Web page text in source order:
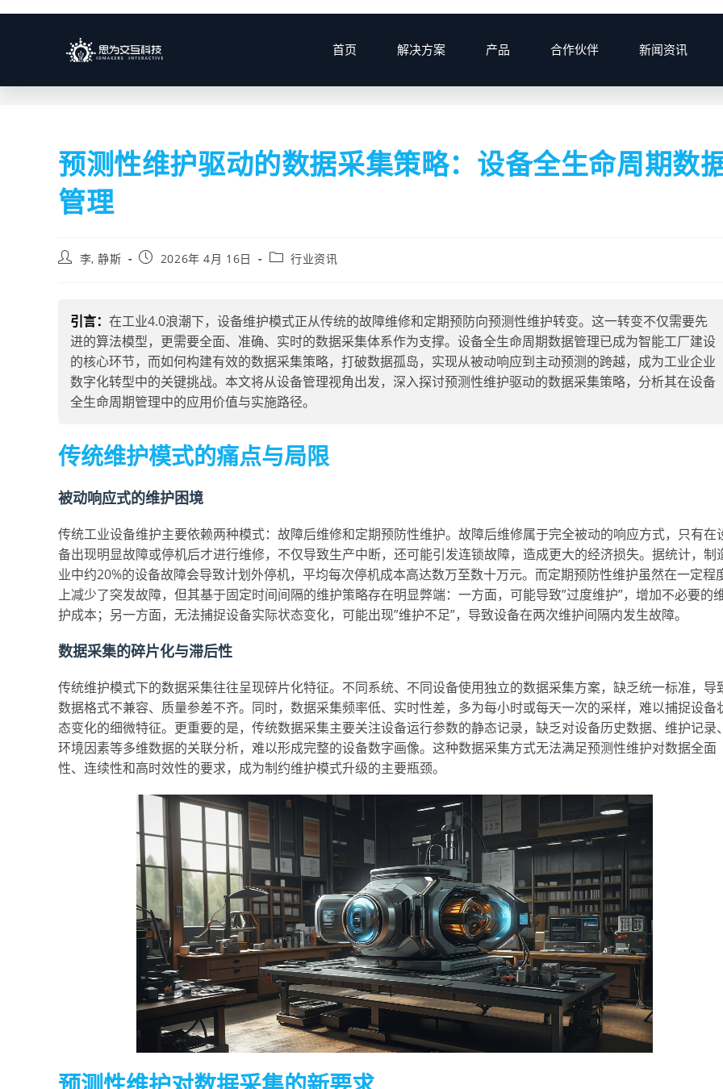
首页 解决方案 产品 合作伙伴 新闻资讯
博客 > 4月 > 16 > 行
预测性维护驱动的数据采集策略：设备全生命周期数
管理
李, 静斯 2026年 4月 16日 行业资讯
引言： 在工业4.0浪潮下，设备维护模式正从传统的故障维修和定期预防向预测性维护转变。这一转变不仅需要先
进的算法模型，更需要全面、准确、实时的数据采集体系作为支撑。设备全生命周期数据管理已成为智能工厂建设
的核心环节，而如何构建有效的数据采集策略，打破数据孤岛，实现从被动响应到主动预测的跨越，成为工业企业
数字化转型中的关键挑战。本文将从设备管理视角出发，深入探讨预测性维护驱动的数据采集策略，分析其在设备
全生命周期管理中的应用价值与实施路径。
传统维护模式的痛点与局限
被动响应式的维护困境
传统工业设备维护主要依赖两种模式：故障后维修和定期预防性维护。故障后维修属于完全被动的响应方式，只有在
备出现明显故障或停机后才进行维修，不仅导致生产中断，还可能引发连锁故障，造成更大的经济损失。据统计，制
业中约20%的设备故障会导致计划外停机，平均每次停机成本高达数万至数十万元。而定期预防性维护虽然在一定程
上减少了突发故障，但其基于固定时间间隔的维护策略存在明显弊端：一方面，可能导致”过度维护”，增加不必要的
护成本；另一方面，无法捕捉设备实际状态变化，可能出现”维护不足”，导致设备在两次维护间隔内发生故障。
数据采集的碎片化与滞后性
传统维护模式下的数据采集往往呈现碎片化特征。不同系统、不同设备使用独立的数据采集方案，缺乏统一标准，导
数据格式不兼容、质量参差不齐。同时，数据采集频率低、实时性差，多为每小时或每天一次的采样，难以捕捉设备
态变化的细微特征。更重要的是，传统数据采集主要关注设备运行参数的静态记录，缺乏对设备历史数据、维护记录、
环境因素等多维数据的关联分析，难以形成完整的设备数字画像。这种数据采集方式无法满足预测性维护对数据全面
性、连续性和高时效性的要求，成为制约维护模式升级的主要瓶颈。